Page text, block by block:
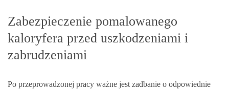
Zabezpieczenie pomalowanego
kaloryfera przed uszkodzeniami i
zabrudzeniami
Po przeprowadzonej pracy ważne jest zadbanie o odpowiednie